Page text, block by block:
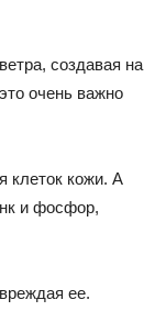
создавая на
очень важно
клеток кожи. А
и фосфор,
ее.